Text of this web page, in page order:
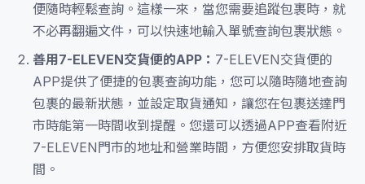
便隨時輕鬆查詢。這樣一來，當您需要追蹤包裹時，就
不必再翻遍文件，可以快速地輸入單號查詢包裹狀態。
善用7-ELEVEN交貨便的APP： 7-ELEVEN交貨便的
APP提供了便捷的包裹查詢功能，您可以隨時隨地查詢
包裹的最新狀態，並設定取貨通知，讓您在包裹送達門
市時能第一時間收到提醒。您還可以透過APP查看附近
7-ELEVEN門市的地址和營業時間，方便您安排取貨時
間。